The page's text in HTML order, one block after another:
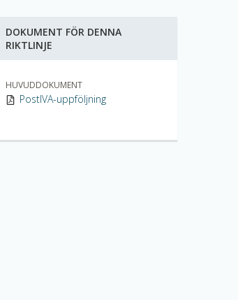
DOKUMENT FÖR DENNA
RIKTLINJE
HUVUDDOKUMENT
PostIVA-uppföljning